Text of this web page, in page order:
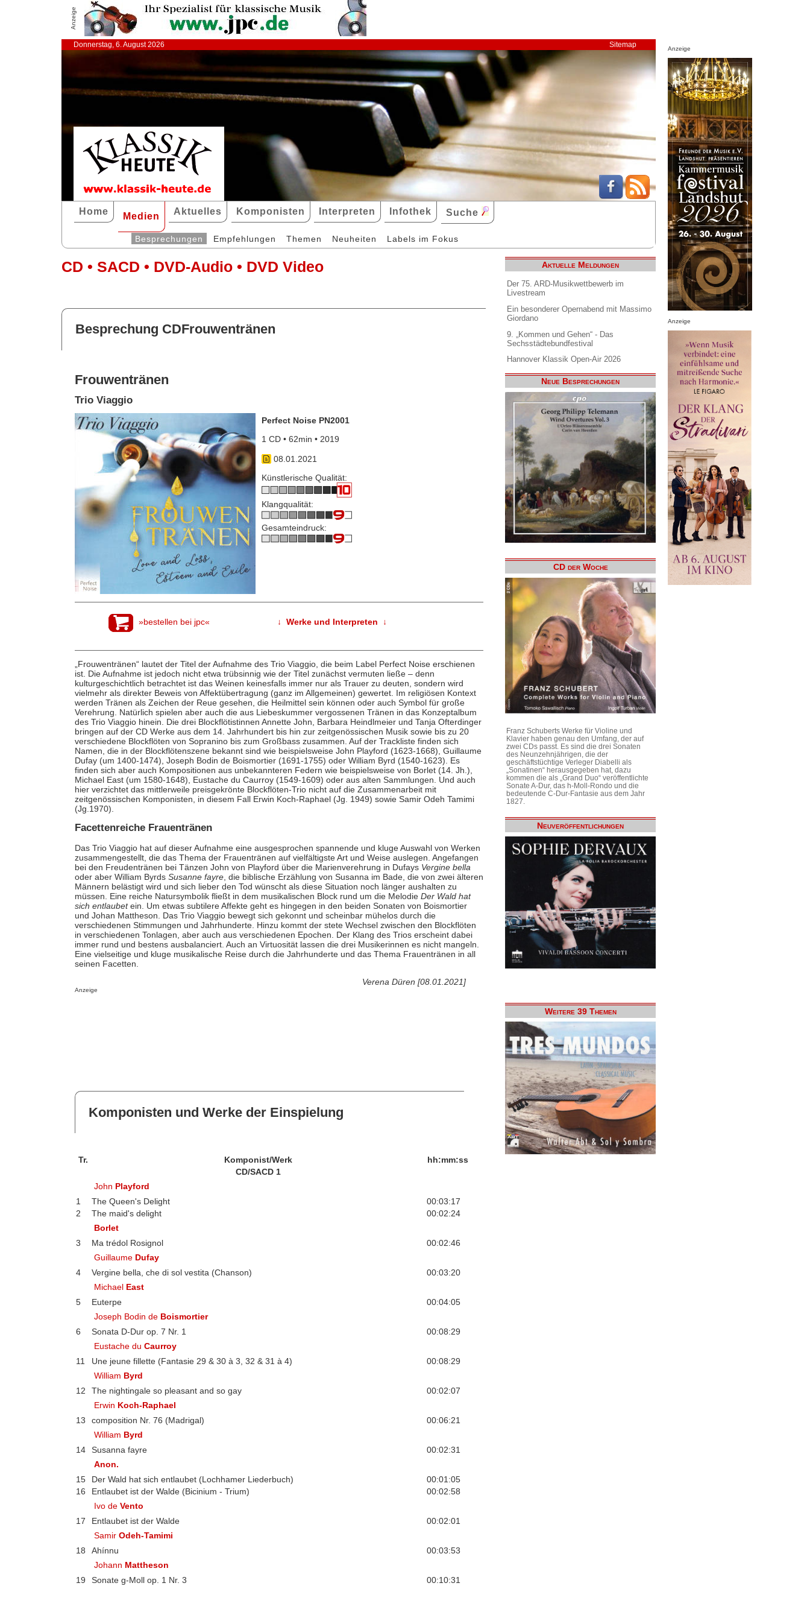
Anzeige
Donnerstag, 6. August 2026 Sitemap
Home Medien Aktuelles Komponisten Interpreten Infothek Suche
Besprechungen Empfehlungen Themen Neuheiten Labels im Fokus
CD • SACD • DVD-Audio • DVD Video
Besprechung CDFrouwentränen
Frouwentränen
Trio Viaggio
Perfect Noise PN2001
1 CD • 62min • 2019
08.01.2021
Künstlerische Qualität:
Klangqualität:
Gesamteindruck:
»bestellen bei jpc« ↓ Werke und Interpreten ↓
„Frouwentränen“ lautet der Titel der Aufnahme des Trio Viaggio, die beim Label Perfect Noise erschienen
ist. Die Aufnahme ist jedoch nicht etwa trübsinnig wie der Titel zunächst vermuten ließe – denn
kulturgeschichtlich betrachtet ist das Weinen keinesfalls immer nur als Trauer zu deuten, sondern wird
vielmehr als direkter Beweis von Affektübertragung (ganz im Allgemeinen) gewertet. Im religiösen Kontext
werden Tränen als Zeichen der Reue gesehen, die Heilmittel sein können oder auch Symbol für große
Verehrung. Natürlich spielen aber auch die aus Liebeskummer vergossenen Tränen in das Konzeptalbum
des Trio Viaggio hinein. Die drei Blockflötistinnen Annette John, Barbara Heindlmeier und Tanja Ofterdinger
bringen auf der CD Werke aus dem 14. Jahrhundert bis hin zur zeitgenössischen Musik sowie bis zu 20
verschiedene Blockflöten von Sopranino bis zum Großbass zusammen. Auf der Trackliste finden sich
Namen, die in der Blockflötenszene bekannt sind wie beispielsweise John Playford (1623-1668), Guillaume
Dufay (um 1400-1474), Joseph Bodin de Boismortier (1691-1755) oder William Byrd (1540-1623). Es
finden sich aber auch Kompositionen aus unbekannteren Federn wie beispielsweise von Borlet (14. Jh.),
Michael East (um 1580-1648), Eustache du Caurroy (1549-1609) oder aus alten Sammlungen. Und auch
hier verzichtet das mittlerweile preisgekrönte Blockflöten-Trio nicht auf die Zusammenarbeit mit
zeitgenössischen Komponisten, in diesem Fall Erwin Koch-Raphael (Jg. 1949) sowie Samir Odeh Tamimi
(Jg.1970).
Facettenreiche Frauentränen
Das Trio Viaggio hat auf dieser Aufnahme eine ausgesprochen spannende und kluge Auswahl von Werken
zusammengestellt, die das Thema der Frauentränen auf vielfältigste Art und Weise auslegen. Angefangen
bei den Freudentränen bei Tänzen John von Playford über die Marienverehrung in Dufays Vergine bella
oder aber William Byrds Susanne fayre, die biblische Erzählung von Susanna im Bade, die von zwei älteren
Männern belästigt wird und sich lieber den Tod wünscht als diese Situation noch länger aushalten zu
müssen. Eine reiche Natursymbolik fließt in dem musikalischen Block rund um die Melodie Der Wald hat
sich entlaubetein. Um etwas subtilere Affekte geht es hingegen in den beiden Sonaten von Boismortier
und Johan Mattheson. Das Trio Viaggio bewegt sich gekonnt und scheinbar mühelos durch die
verschiedenen Stimmungen und Jahrhunderte. Hinzu kommt der stete Wechsel zwischen den Blockflöten
in verschiedenen Tonlagen, aber auch aus verschiedenen Epochen. Der Klang des Trios erscheint dabei
immer rund und bestens ausbalanciert. Auch an Virtuosität lassen die drei Musikerinnen es nicht mangeln.
Eine vielseitige und kluge musikalische Reise durch die Jahrhunderte und das Thema Frauentränen in all
seinen Facetten.
Verena Düren [08.01.2021]
Anzeige
Komponisten und Werke der Einspielung
Tr. Komponist/Werk
hh:mm:ss
CD/SACD 1
John Playford
1
The Queen's Delight
00:03:17
2
The maid's delight
00:02:24
Borlet
3
Ma trédol Rosignol
00:02:46
Guillaume Dufay
4
Vergine bella, che di sol vestita (Chanson)
00:03:20
Michael East
5
Euterpe
00:04:05
Joseph Bodin de Boismortier
6
Sonata D-Dur op. 7 Nr. 1
00:08:29
Eustache duCaurroy
11
Une jeune fillette (Fantasie 29 & 30 à 3, 32 & 31 à 4)
00:08:29
William Byrd
12
The nightingale so pleasant and so gay
00:02:07
Erwin Koch-Raphael
13
composition Nr. 76 (Madrigal)
00:06:21
William Byrd
14
Susanna fayre
00:02:31
Anon.
15
Der Wald hat sich entlaubet (Lochhamer Liederbuch)
00:01:05
16
Entlaubet ist der Walde (Bicinium - Trium)
00:02:58
Ivo deVento
17
Entlaubet ist der Walde
00:02:01
SamirOdeh-Tamimi
18
Ahínnu
00:03:53
Johann Mattheson
19
Sonate g-Moll op. 1 Nr. 3 00:10:31
Aktuelle Meldungen
Der 75. ARD-Musikwettbewerb im
Livestream
Ein besonderer Opernabend mit Massimo
Giordano
9. „Kommen und Gehen“ - Das
Sechsstädtebundfestival
Hannover Klassik Open-Air 2026
Neue Besprechungen
CD der Woche
Franz Schuberts Werke für Violine und
Klavier haben genau den Umfang, der auf
zwei CDs passt. Es sind die drei Sonaten
des Neunzehnjährigen, die der
geschäftstüchtige Verleger Diabelli als
„Sonatinen“ herausgegeben hat, dazu
kommen die als „Grand Duo“ veröffentlichte
Sonate A-Dur, das h-Moll-Rondo und die
bedeutende C-Dur-Fantasie aus dem Jahr
1827.
Neuveröffentlichungen
Weitere 39 Themen
Anzeige
Anzeige